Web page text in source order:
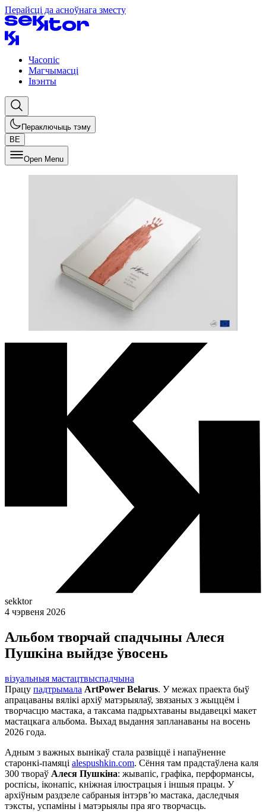
Перайсці да асноўнага зместу
Часопіс
Магчымасці
Івэнты
Пераключыць тэму
BE
Open Menu
sekktor
4 чэрвеня 2026
Альбом творчай спадчыны Алеся
Пушкіна выйдзе ўвосень
візуальныя мастацтвыспадчына
Працу падтрымала ArtPower Belarus. У межах праекта быў
апрацаваны вялікі архіў матэрыялаў, звязаных з жыццём і
творчасцю мастака, а таксама падрыхтаваны выдавецкі макет
мастацкага альбома. Выхад выдання запланаваны на восень
2026 года.
Адным з важных вынікаў стала развіццё і напаўненне
старонкі-памяці alespushkin.com. Сёння там прадстаўлена каля
300 твораў Алеся Пушкіна: жывапіс, графіка, перформансы,
роспісы, іконапіс, кніжная ілюстрацыя і іншыя працы. У
архіўным раздзеле сабраныя інтэрв’ю мастака, даследчыя
тэксты, успаміны і матэрыялы пра яго творчасць.